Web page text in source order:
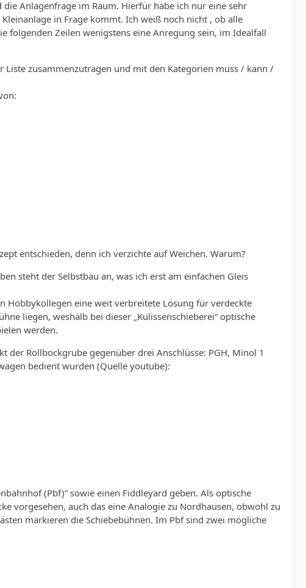
Anlagenfrage im Raum. Hierfür habe ich nur eine sehr
in Frage kommt. Ich weiß noch nicht , ob alle
folgenden Zeilen wenigstens eine Anregung sein, im Idealfall
zusammenzutragen und mit den Kategorien muss / kann /
entschieden, denn ich verzichte auf Weichen. Warum?
steht der Selbstbau an, was ich erst am einfachen Gleis
Hobbykollegen eine weit verbreitete Lösung für verdeckte
liegen, weshalb bei dieser „Kulissenschieberei“ optische
werden.
der Rollbockgrube gegenüber drei Anschlüsse: PGH, Minol 1
bedient wurden (Quelle youtube):
(Pbf)“ sowie einen Fiddleyard geben. Als optische
vorgesehen, auch das eine Analogie zu Nordhausen, obwohl zu
markieren die Schiebebühnen. Im Pbf sind zwei mögliche